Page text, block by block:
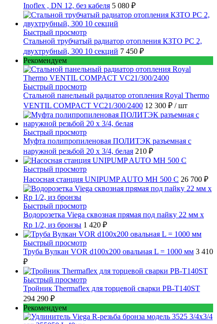
Inoflex , DN 12, без кабеля 5 080 ₽
Быстрый просмотр
Стальной трубчатый радиатор отопления КЗТО РС 2,
двухтрубный, 300 10 секций 7 450 ₽
Рекомендуем
Быстрый просмотр
Стальной панельный радиатор отопления Royal Thermo
VENTIL COMPACT VC21/300/2400 12 300 ₽ / шт
Быстрый просмотр
Муфта полипропиленовая ПОЛИТЭК разъемная с
наружной резьбой 20 x 3/4, белая 210 ₽
Быстрый просмотр
Насосная станция UNIPUMP AUTO MH 500 С 26 700 ₽
Быстрый просмотр
Водорозетка Viega сквозная прямая под пайку 22 мм х
Rp 1/2, из бронзы 1 420 ₽
Быстрый просмотр
Труба Вулкан VOR d100x200 овальная L = 1000 мм 3 410
₽
Быстрый просмотр
Тройник Thermaflex для торцевой сварки PB-T140ST
294 290 ₽
Рекомендуем